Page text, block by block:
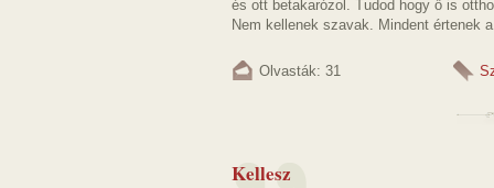
és ott betakarózol. Tudod hogy ő is
Nem kellenek szavak. Mindent értenek
Olvasták: 31
Kellesz